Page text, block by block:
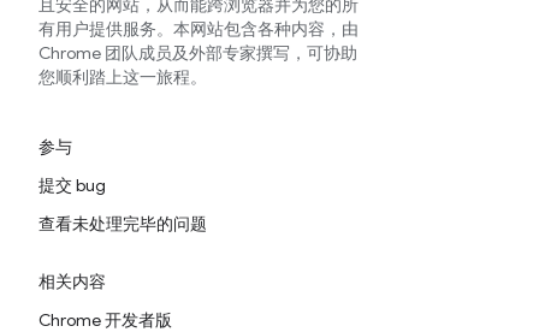
且安全的网站，从而能跨浏览器并为您的所
有用户提供服务。本网站包含各种内容，由
Chrome 团队成员及外部专家撰写，可协助
您顺利踏上这一旅程。
参与
提交 bug
查看未处理完毕的问题
相关内容
Chrome 开发者版